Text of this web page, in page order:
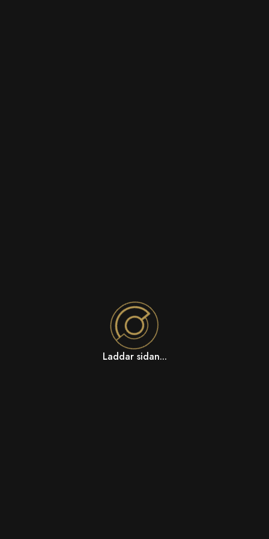
Laddar sidan...